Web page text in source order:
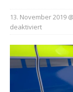
13. November 2019
deaktiviert